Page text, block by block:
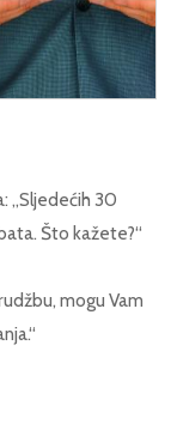
„Sljedećih 30
Što kažete?“
mogu Vam